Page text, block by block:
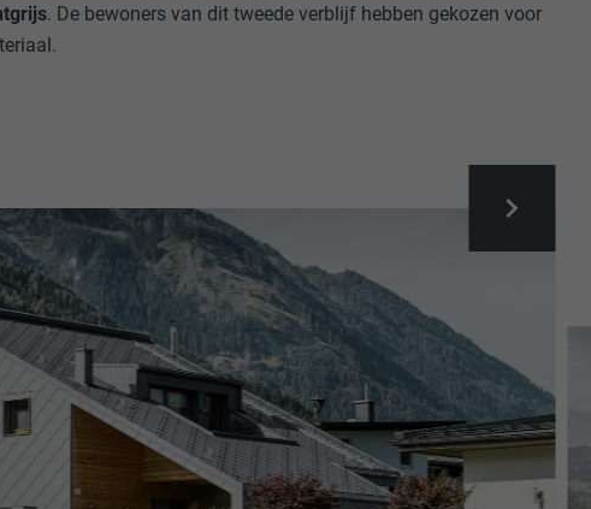
. De bewoners van dit tweede verblijf hebben gekozen voor